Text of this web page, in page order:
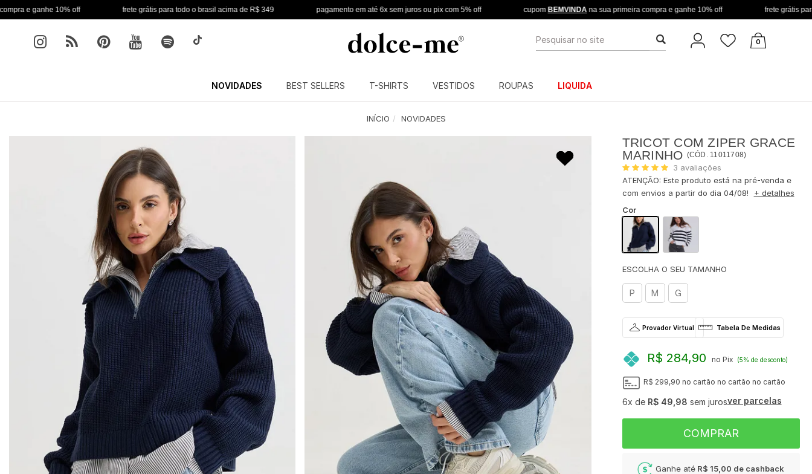
10% off frete grátis para todo o brasil acima de R$ 349 pagamento em até 6x sem juros ou pix com 5% off cupom BEMVINDAna sua primeira compra e ganhe 10% off frete grátis para todo o
0
NOVIDADES BEST SELLERS T-SHIRTS VESTIDOS ROUPAS LIQUIDA
INÍCIO NOVIDADES
TRICOT COM ZIPER GRACE
MARINHO (CÓD. 11011708)
3 avaliações
ATENÇÃO: Este produto está na pré-venda e
com envios a partir do dia 04/08!
+ detalhes
Cor
P M G
Provador Virtual
R$ 284,90 no Pix (5% de desconto)
R$ 299,90 no cartão no cartão no cartão
6x de R$ 49,98 sem jurosver parcelas
COMPRAR
Ganhe até R$ 15,00 de cashback